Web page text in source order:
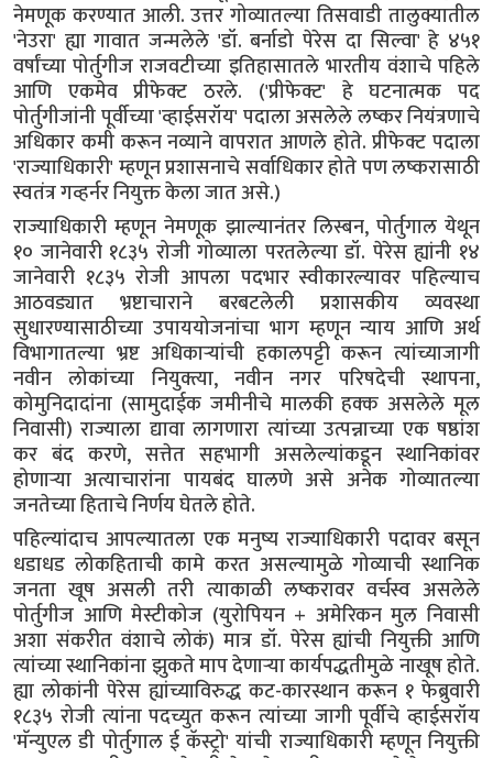
नेमणूक करण्यात आली. उत्तर गोव्यातल्या तिसवाडी तालुक्यातील
'नेउरा' ह्या गावात जन्मलेले 'डॉ. बर्नाडो पेरेस दा सिल्वा' हे ४५१
वर्षांच्या पोर्तुगीज राजवटीच्या इतिहासातले भारतीय वंशाचे पहिले
आणि एकमेव प्रीफेक्ट ठरले. ('प्रीफेक्ट' हे घटनात्मक पद
पोर्तुगीजांनी पूर्वीच्या 'व्हाईसरॉय' पदाला असलेले लष्कर नियंत्रणाचे
अधिकार कमी करून नव्याने वापरात आणले होते. प्रीफेक्ट पदाला
'राज्याधिकारी' म्हणून प्रशासनाचे सर्वाधिकार होते पण लष्करासाठी
स्वतंत्र गव्हर्नर नियुक्त केला जात असे.)
राज्याधिकारी म्हणून नेमणूक झाल्यानंतर लिस्बन, पोर्तुगाल येथून
१० जानेवारी १८३५ रोजी गोव्याला परतलेल्या डॉ. पेरेस ह्यांनी १४
जानेवारी १८३५ रोजी आपला पदभार स्वीकारल्यावर पहिल्याच
आठवड्यात भ्रष्टाचाराने बरबटलेली प्रशासकीय व्यवस्था
सुधारण्यासाठीच्या उपाययोजनांचा भाग म्हणून न्याय आणि अर्थ
विभागातल्या भ्रष्ट अधिकाऱ्यांची हकालपट्टी करून त्यांच्याजागी
नवीन लोकांच्या नियुक्त्या, नवीन नगर परिषदेची स्थापना,
कोमुनिदादांना (सामुदाईक जमीनीचे मालकी हक्क असलेले मूल
निवासी) राज्याला द्यावा लागणारा त्यांच्या उत्पन्नाच्या एक षष्ठांश
कर बंद करणे, सत्तेत सहभागी असलेल्यांकडून स्थानिकांवर
होणाऱ्या अत्याचारांना पायबंद घालणे असे अनेक गोव्यातल्या
जनतेच्या हिताचे निर्णय घेतले होते.
पहिल्यांदाच आपल्यातला एक मनुष्य राज्याधिकारी पदावर बसून
धडाधड लोकहिताची कामे करत असल्यामुळे गोव्याची स्थानिक
जनता खूष असली तरी त्याकाळी लष्करावर वर्चस्व असलेले
पोर्तुगीज आणि मेस्टीकोज (युरोपियन + अमेरिकन मुल निवासी
अशा संकरीत वंशाचे लोकं) मात्र डॉ. पेरेस ह्यांची नियुक्ती आणि
त्यांच्या स्थानिकांना झुकते माप देणाऱ्या कार्यपद्धतीमुळे नाखूष होते.
ह्या लोकांनी पेरेस ह्यांच्याविरुद्ध कट-कारस्थान करून १ फेब्रुवारी
१८३५ रोजी त्यांना पदच्युत करून त्यांच्या जागी पूर्वीचे व्हाईसरॉय
'मॅन्युएल डी पोर्तुगाल ई कॅस्ट्रो' यांची राज्याधिकारी म्हणून नियुक्ती